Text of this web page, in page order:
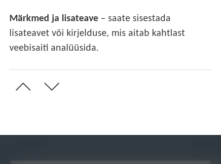
Märkmed ja lisateave – saate sisestada
lisateavet või kirjelduse, mis aitab kahtlast
veebisaiti analüüsida.